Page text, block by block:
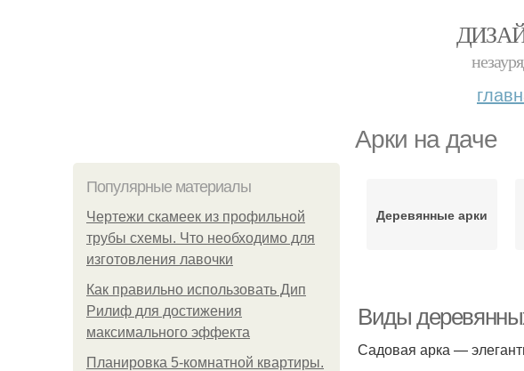
Арки на даче
Популярные материалы
Чертежи скамеек из профильной
трубы схемы. Что необходимо для
изготовления лавочки
Как правильно использовать Дип
Рилиф для достижения
максимального эффекта
Планировка 5-комнатной квартиры.
Деревянные арки
Виды
Садовая арка —